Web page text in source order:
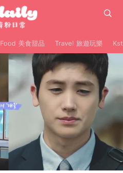
Food 美食甜品 Travel 旅遊玩樂